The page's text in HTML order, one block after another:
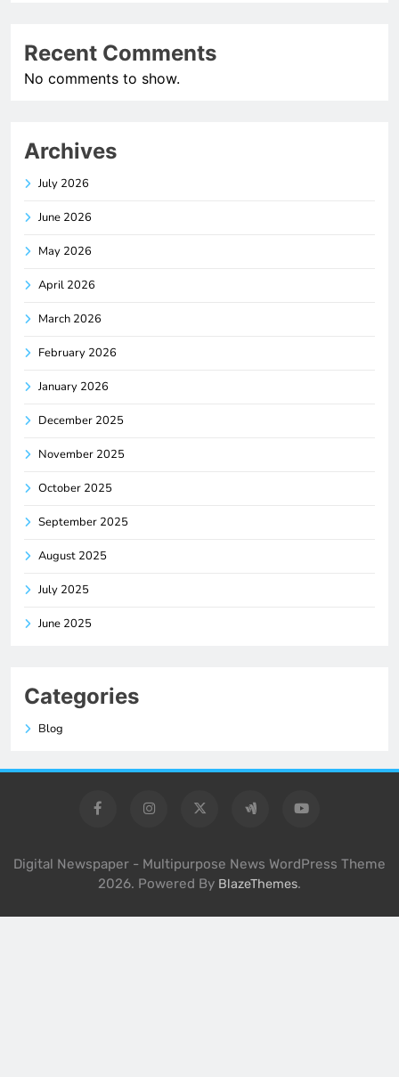
Recent Comments
No comments to show.
Archives
July 2026
June 2026
May 2026
April 2026
March 2026
February 2026
January 2026
December 2025
November 2025
October 2025
September 2025
August 2025
July 2025
June 2025
Categories
Blog
Digital Newspaper - Multipurpose News WordPress Theme
2026. Powered By BlazeThemes.